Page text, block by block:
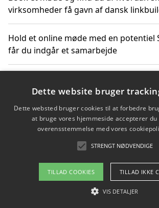
virksomheder få gavn af dansk
Hold et online møde med en potentiel
får du indgår et samarbejde
Hold et møde med en WordPress
mest professionelle til at vedligeholde
Copyright 2026 - Pilanto Aps
Om / kontakt
Dette website bruger
Dette websted bruger cookies til at forbedre
at bruge vores hjemmeside accepterer du
overensstemmelse med vores
STRENGT NØDVENDIGE
TILLAD COOKIES TILLAD IKKE
VIS DETALJER